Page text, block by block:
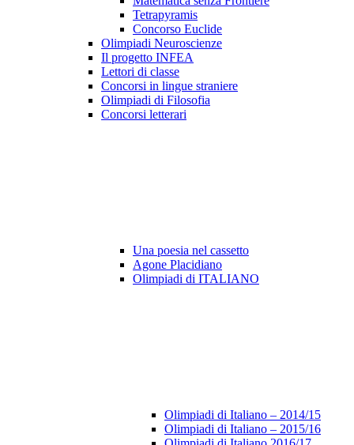
Tetrapyramis
Concorso Euclide
Olimpiadi Neuroscienze
Il progetto INFEA
Lettori di classe
Concorsi in lingue straniere
Olimpiadi di Filosofia
Concorsi letterari
Una poesia nel cassetto
Agone Placidiano
Olimpiadi di ITALIANO
Olimpiadi di Italiano – 2014/15
Olimpiadi di Italiano – 2015/16